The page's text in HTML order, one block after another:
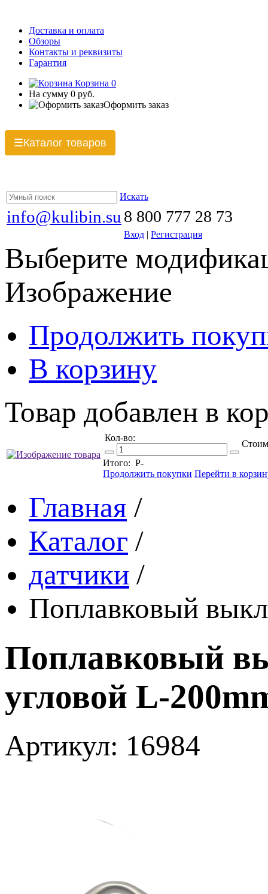
Доставка и оплата
Обзоры
Контакты и реквизиты
Гарантия
Корзина 0
На сумму 0 руб.
Оформить заказ
☰Каталог товаров
Искать
info@kulibin.su 8 800 777 28 73
Вход | Регистрация
Выберите
Изображение
Продолжить
В корзину
Товар добавлен в
Кол-во:
Итого: Р-
Продолжить покупки Перейти в
Главная /
Каталог /
датчики /
Поплавковый
Поплавковый
угловой L-
Артикул: 16984